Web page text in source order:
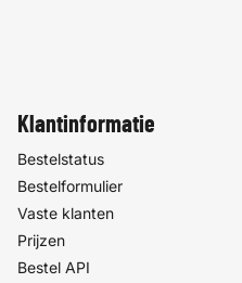
Klantinformatie
Bestelstatus
Bestelformulier
Vaste klanten
Prijzen
Bestel API